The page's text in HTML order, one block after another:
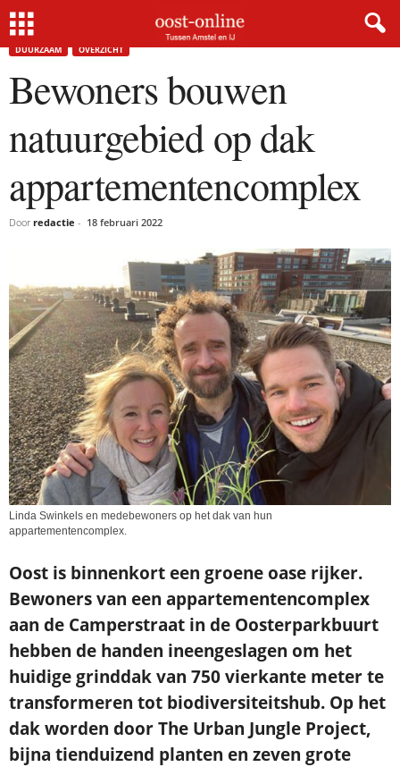
Home Bewoners bouwen natuurgebied op dak appartementencomplex
DUURZAAM OVERZICHT
Bewoners bouwen
natuurgebied op dak
appartementencomplex
Door redactie - 18 februari 2022
Linda Swinkels en medebewoners op het dak van hun
appartementencomplex.
Oost is binnenkort een groene oase rijker.
Bewoners van een appartementencomplex
aan de Camperstraat in de Oosterparkbuurt
hebben de handen ineengeslagen om het
huidige grinddak van 750 vierkante meter te
transformeren tot biodiversiteitshub. Op het
dak worden door The Urban Jungle Project,
bijna tienduizend planten en zeven grote